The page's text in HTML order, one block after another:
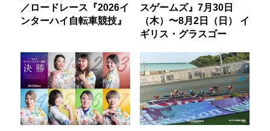
／ロードレース『2026イ
ンターハイ自転車競技』
スゲームズ』7月30日
（木）〜8月2日（日） イ
ギリス・グラスゴー